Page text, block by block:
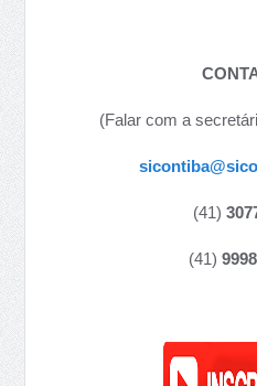
(Falar com a
(41)
(41)